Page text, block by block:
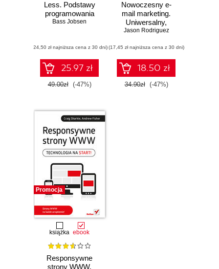
Less. Podstawy
programowania
Bass Jobsen
(24,50 zł najniższa cena z 30 dni)
25.97 zł
49.00zł (-47%)
Nowoczesny e-
mail marketing.
Uniwersalny,
responsywny i
w HTML-u
Jason Rodriguez
(17,45 zł najniższa cena z 30 dni)
18.50 zł
34.90zł (-47%)
Promocja
książka ebook
Responsywne
strony WWW.